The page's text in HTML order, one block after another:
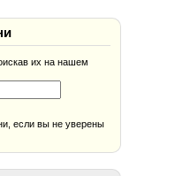
их на нашем
если вы не уверены